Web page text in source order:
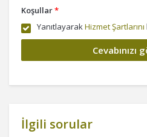
Koşullar*
YanıtlayarakHizmet Şartlarını
İlgili sorular